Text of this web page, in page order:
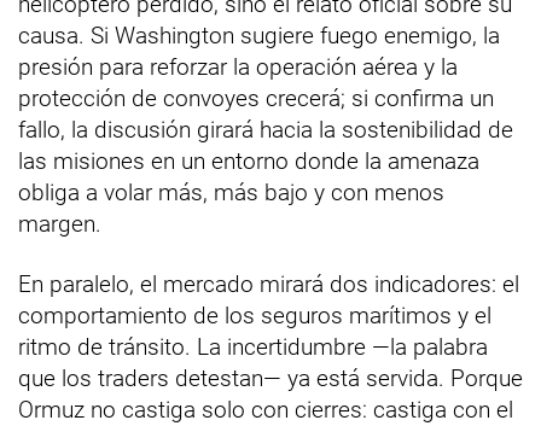
causa. Si Washington sugiere fuego enemigo, la
presión para reforzar la operación aérea y la
protección de convoyes crecerá; si confirma un
fallo, la discusión girará hacia la sostenibilidad de
las misiones en un entorno donde la amenaza
obliga a volar más, más bajo y con menos
margen.
En paralelo, el mercado mirará dos indicadores: el
comportamiento de los seguros marítimos y el
ritmo de tránsito. La incertidumbre —la palabra
que los traders detestan— ya está servida. Porque
Ormuz no castiga solo con cierres: castiga con el